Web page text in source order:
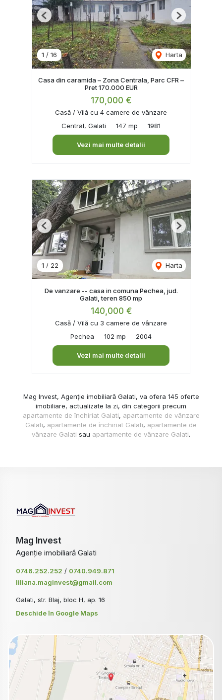
1 / 16 Harta
Previous Next
Casa din caramida – Zona Centrala, Parc CFR –
Pret 170.000 EUR
170,000 €
Casă / Vilă cu 4 camere de vânzare
Central, Galati
147 mp 1981
Vezi mai multe detalii
1 / 22 Harta
Previous Next
De vanzare -- casa in comuna Pechea, jud.
Galati, teren 850 mp
140,000 €
Casă / Vilă cu 3 camere de vânzare
Pechea
102 mp 2004
Vezi mai multe detalii
Mag Invest, Agenție imobiliară Galati, va ofera 145 oferte
imobiliare, actualizate la zi, din categorii precum
apartamente de închiriat Galati, apartamente de vânzare
Galati, apartamente de închiriat Galati, apartamente de
vânzare Galati sau apartamente de vânzare Galati.
Mag Invest
Agenție imobiliară Galati
0746.252.252 / 0740.949.871
liliana.maginvest@gmail.com
Galati, str. Blaj, bloc H, ap. 16
Deschide în Google Maps